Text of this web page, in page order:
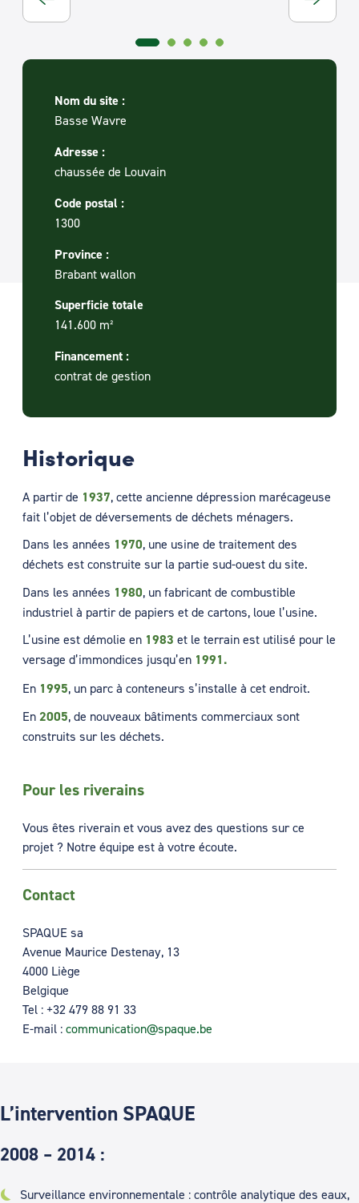
Nom du site :
Basse Wavre
Adresse :
chaussée de Louvain
Code postal :
1300
Province :
Brabant wallon
Superficie totale
141.600 m²
Financement :
contrat de gestion
Historique
A partir de 1937, cette ancienne dépression marécageuse
fait l’objet de déversements de déchets ménagers.
Dans les années 1970, une usine de traitement des
déchets est construite sur la partie sud-ouest du site.
Dans les années 1980, un fabricant de combustible
industriel à partir de papiers et de cartons, loue l’usine.
L’usine est démolie en 1983 et le terrain est utilisé pour le
versage d’immondices jusqu’en 1991.
En 1995, un parc à conteneurs s’installe à cet endroit.
En 2005, de nouveaux bâtiments commerciaux sont
construits sur les déchets.
Pour les riverains
Vous êtes riverain et vous avez des questions sur ce
projet ? Notre équipe est à votre écoute.
Contact
SPAQUE sa
Avenue Maurice Destenay, 13
4000 Liège
Belgique
Tel : +32 479 88 91 33
E-mail : communication@spaque.be
L’intervention SPAQUE
2008 – 2014 :
Surveillance environnementale : contrôle analytique des eaux,